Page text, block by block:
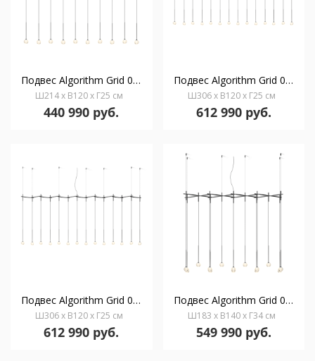
Подвес Algorithm Grid 0837 2700 K
Ш214 x В120 x Г25 см
440 990 руб.
Подвес Algorithm Grid 0840 2700 K
Ш306 x В120 x Г25 см
612 990 руб.
Подвес Algorithm Grid 0842 2700 K
Ш306 x В120 x Г25 см
612 990 руб.
Подвес Algorithm Grid 0845 2700 K
Ш183 x В140 x Г34 см
549 990 руб.